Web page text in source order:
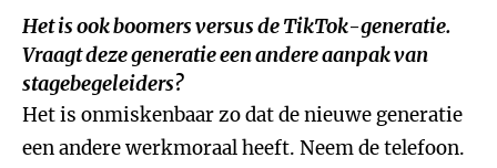
Het is ook boomers versus de TikTok-generatie.
Vraagt deze generatie een andere aanpak van
stagebegeleiders?
Het is onmiskenbaar zo dat de nieuwe generatie
een andere werkmoraal heeft. Neem de telefoon.